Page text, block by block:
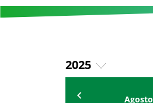
2025
2026
Agosto